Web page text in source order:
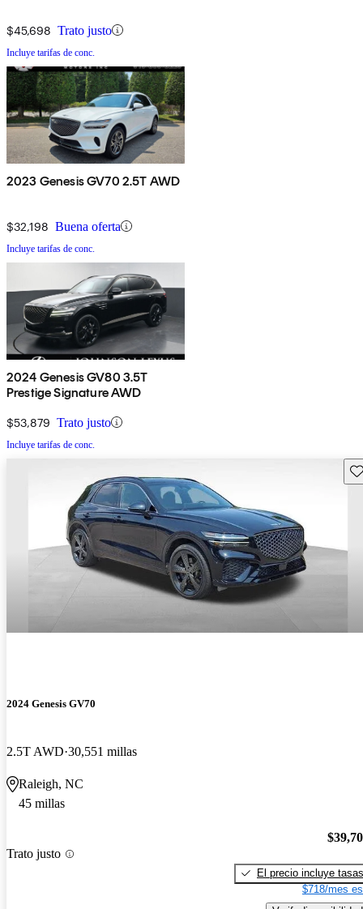
$45,698 Trato justo
Incluye tarifas de conc.
2023 Genesis GV70 2.5T AWD
$32,198 Buena oferta
Incluye tarifas de conc.
2024 Genesis GV80 3.5T
Prestige Signature AWD
$53,879 Trato justo
Incluye tarifas de conc.
2024 Genesis GV70
2.5T AWD 30,551 millas
Raleigh, NC
45 millas
Trato justo
El precio incluye tasas
$718/mes